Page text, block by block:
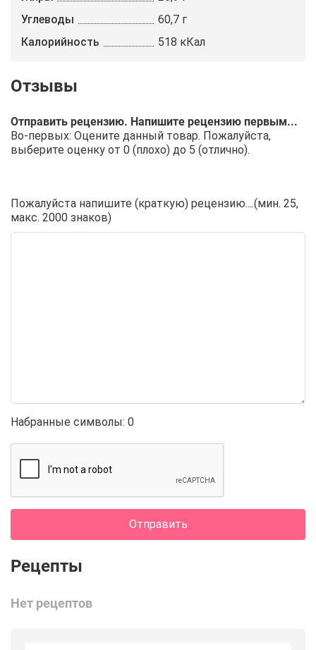
Углеводы
60,7 г
Калорийность
518 кКал
Отправить рецензию. Напишите рецензию первым...
Во-первых: Оцените данный товар. Пожалуйста,
выберите оценку от 0 (плохо) до 5 (отлично).
Пожалуйста напишите (краткую) рецензию....(мин. 25,
макс. 2000 знаков)
Набранные символы: 0
Отправить
Нет рецептов